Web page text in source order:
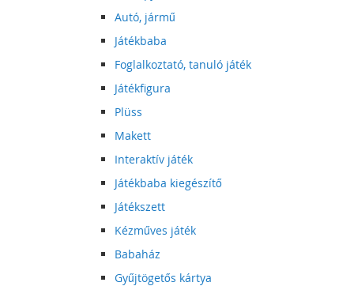
Autó, jármű
Játékbaba
Foglalkoztató, tanuló játék
Játékfigura
Plüss
Makett
Interaktív játék
Játékbaba kiegészítő
Játékszett
Kézműves játék
Babaház
Gyűjtögetős kártya